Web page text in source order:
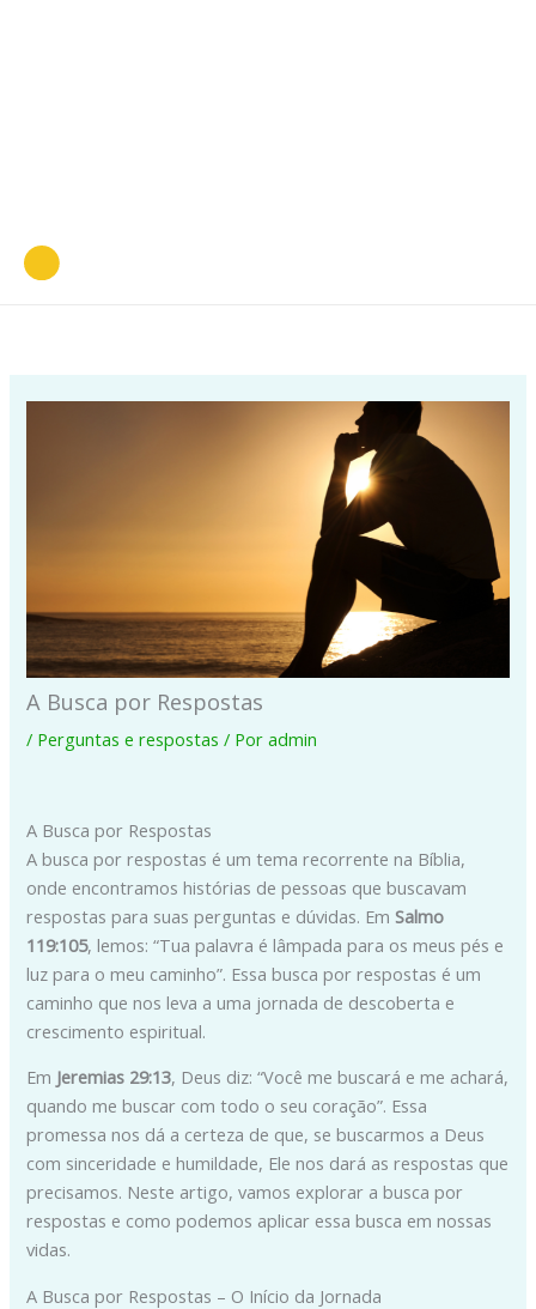
A Busca por Respostas
/ Perguntas e respostas / Poradmin
A Busca por Respostas
A busca por respostas é um tema recorrente na Bíblia,
onde encontramos histórias de pessoas que buscavam
respostas para suas perguntas e dúvidas. EmSalmo
119:105, lemos: “Tua palavra é lâmpada para os meus pés e
luz para o meu caminho”. Essa busca por respostas é um
caminho que nos leva a uma jornada de descoberta e
crescimento espiritual.
Em Jeremias 29:13, Deus diz: “Você me buscará e me achará,
quando me buscar com todo o seu coração”. Essa
promessa nos dá a certeza de que, se buscarmos a Deus
com sinceridade e humildade, Ele nos dará as respostas que
precisamos. Neste artigo, vamos explorar a busca por
respostas e como podemos aplicar essa busca em nossas
vidas.
A Busca por Respostas – O Início da Jornada